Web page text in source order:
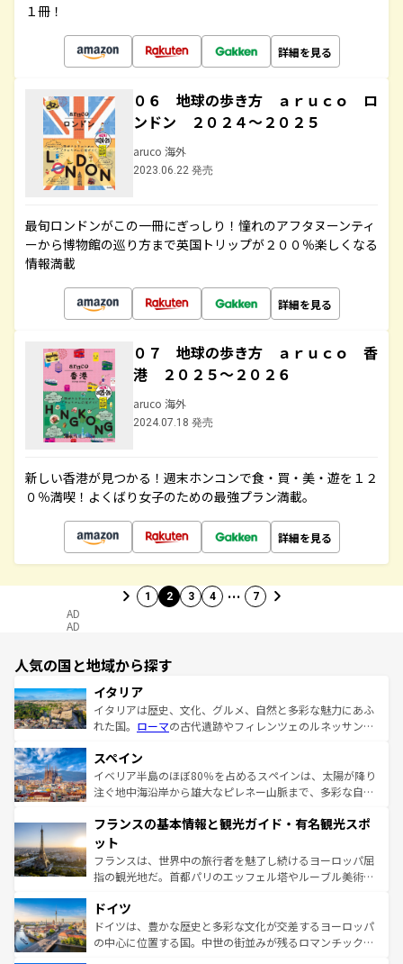
１冊！
詳細を見る
０６ 地球の歩き方 ａｒｕｃｏ ロ
ンドン ２０２４～２０２５
aruco 海外
2023.06.22 発売
最旬ロンドンがこの一冊にぎっしり！憧れのアフタヌーンティ
ーから博物館の巡り方まで英国トリップが２００％楽しくなる
情報満載
詳細を見る
０７ 地球の歩き方 ａｒｕｃｏ 香
港 ２０２５～２０２６
aruco 海外
2024.07.18 発売
新しい香港が見つかる！週末ホンコンで食・買・美・遊を１２
０％満喫！よくばり女子のための最強プラン満載。
詳細を見る
1 2 3 4 … 7
AD
AD
人気の国と地域から探す
イタリア
イタリアは歴史、文化、グルメ、自然と多彩な魅力にあふ
れた国。 ローマの古代遺跡やフィレンツェのルネッサンス
ろん、トスカーナの美しい田園風景やアマルフィ海岸の絶
景など、自然景観も見逃せない。観光の合間には、本場の
ピザやパスタなど、絶品のイタリア料理を堪能することも
ませてくれるイタリアで、忘れられない旅をしてみよう！
なお、新着のイタリア情報は
しい。
スペイン
イベリア半島のほぼ80％を占めるスペインは、太陽が降り
注ぐ地中海沿岸から雄大なピレネー山脈まで、多彩な自然
文化が根付くこの国では、情熱的なフラメンコ、熱気あふ
れる闘牛、そして美味しいタパスが生活の一部となってい
る。首都マドリードの洗練された雰囲気や、バルセロナの
アートに溢れた街角から、地方では古代ローマ遺跡や中世
せる。地方によって風土や気候が異なるスペインはその個
性で訪れる人を魅了する。 なお、新着のスペイン情報は コ
ンテンツ一覧を参照してほしい。
フランスの基本情報と観光ガイド・有名観光スポ
ット
フランスは、世界中の旅行者を魅了し続けるヨーロッパ屈
指の観光地だ。首都パリのエッフェル塔やルーブル美術館
で、幅広い魅力が詰まっている。華麗な宮殿、歴史的な大
聖堂、美しいビーチ、そして豊かな自然が、訪れる者を心
から魅了する。また、フランスは美食の国としても知ら
ドイツ
ドイツは、豊かな歴史と多彩な文化が交差するヨーロッパ
の中心に位置する国。中世の街並みが残るロマンチック街